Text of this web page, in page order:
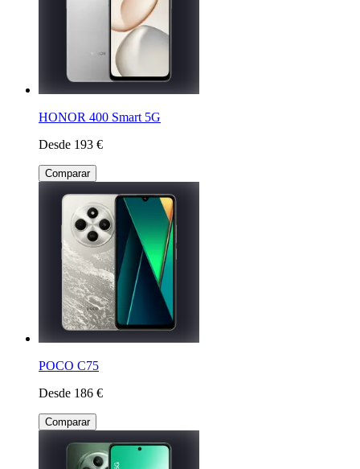
HONOR 400 Smart 5G
Desde 193 €
Comparar
POCO C75
Desde 186 €
Comparar